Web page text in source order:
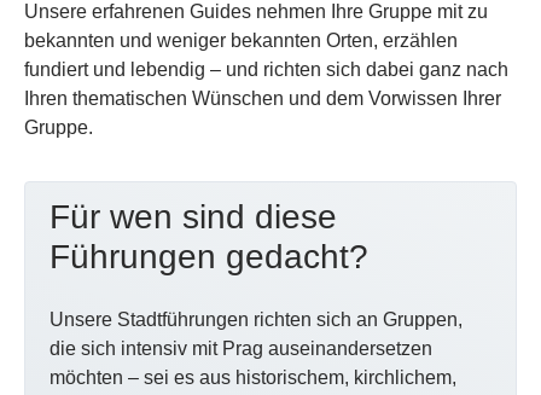
Unsere erfahrenen Guides nehmen Ihre Gruppe mit zu
bekannten und weniger bekannten Orten, erzählen
fundiert und lebendig – und richten sich dabei ganz nach
Ihren thematischen Wünschen und dem Vorwissen Ihrer
Gruppe.
Für wen sind diese
Führungen gedacht?
Unsere Stadtführungen richten sich an Gruppen,
die sich intensiv mit Prag auseinandersetzen
möchten – sei es aus historischem, kirchlichem,